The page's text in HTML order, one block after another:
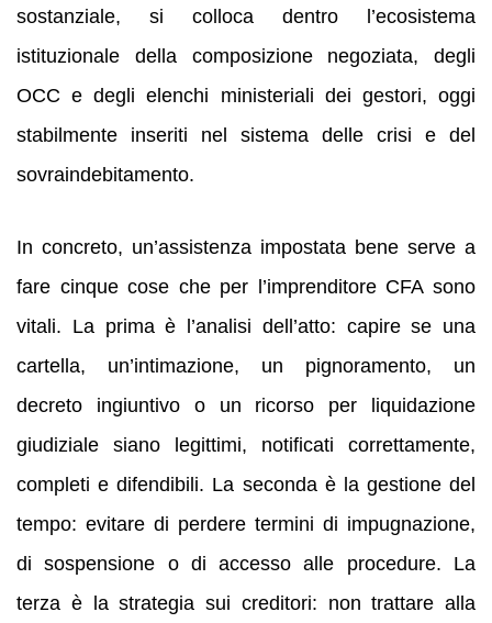
sostanziale, si colloca dentro l’ecosistema
istituzionale della composizione negoziata, degli
OCC e degli elenchi ministeriali dei gestori, oggi
stabilmente inseriti nel sistema delle crisi e del
sovraindebitamento.
In concreto, un’assistenza impostata bene serve a
fare cinque cose che per l’imprenditore CFA sono
vitali. La prima è l’analisi dell’atto: capire se una
cartella, un’intimazione, un pignoramento, un
decreto ingiuntivo o un ricorso per liquidazione
giudiziale siano legittimi, notificati correttamente,
completi e difendibili. La seconda è la gestione del
tempo: evitare di perdere termini di impugnazione,
di sospensione o di accesso alle procedure. La
terza è la strategia sui creditori: non trattare alla